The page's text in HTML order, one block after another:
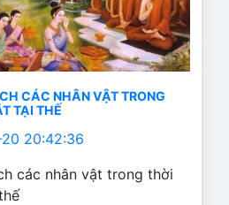
CÁC NHÂN VẬT TRONG
TẠI THẾ
20:42:36
các nhân vật trong thời